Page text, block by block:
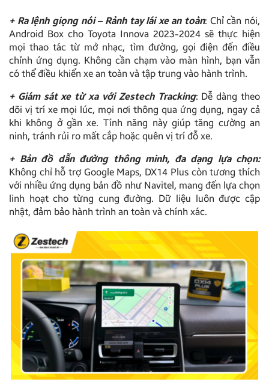
+ Ra lệnh giọng nói – Rảnh tay lái xe an toàn: Chỉ cần nói,
Android Box cho Toyota Innova 2023-2024 sẽ thực hiện
mọi thao tác từ mở nhạc, tìm đường, gọi điện đến điều
chỉnh ứng dụng. Không cần chạm vào màn hình, bạn vẫn
có thể điều khiển xe an toàn và tập trung vào hành trình.
+ Giám sát xe từ xa với Zestech Tracking: Dễ dàng theo
dõi vị trí xe mọi lúc, mọi nơi thông qua ứng dụng, ngay cả
khi không ở gần xe. Tính năng này giúp tăng cường an
ninh, tránh rủi ro mất cắp hoặc quên vị trí đỗ xe.
+ Bản đồ dẫn đường thông minh, đa dạng lựa chọn:
Không chỉ hỗ trợ Google Maps, DX14 Plus còn tương thích
với nhiều ứng dụng bản đồ như Navitel, mang đến lựa chọn
linh hoạt cho từng cung đường. Dữ liệu luôn được cập
nhật, đảm bảo hành trình an toàn và chính xác.